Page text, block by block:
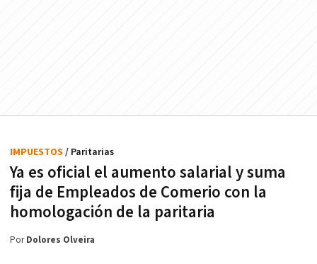
Ya es oficial el aumento salarial y suma
fija de Empleados de Comerio con la
homologación de la paritaria
IMPUESTOS / Paritarias
PorDolores Olveira